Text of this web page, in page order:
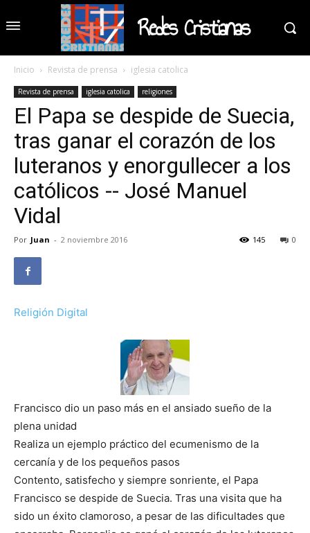
Redes Cristianas
Inicio Revista de prensa iglesia catolica
Revista de prensa iglesia catolica religiones
El Papa se despide de Suecia,
tras ganar el corazón de los
luteranos y enorgullecer a los
católicos -- José Manuel
Vidal
Por Juan - 2 noviembre 2016 0
145
Religión Digital
Francisco dio un paso más en el ansiado sueño de la
plena unidad
Realiza un ejemplo práctico del ecumenismo de la
cercanía y de los pequeños pasos
Contento, satisfecho y siempre sonriente, el Papa
Francisco se despide de Suecia. Tras una visita que ha
sido un éxito clamoroso, a pesar de las dificultades que